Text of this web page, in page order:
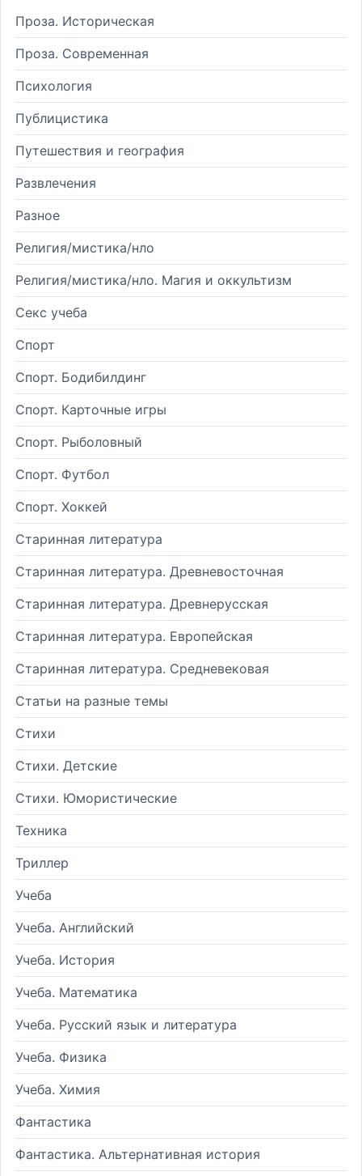
Проза. Историческая
Проза. Современная
Психология
Публицистика
Путешествия и география
Развлечения
Разное
Религия/мистика/нло
Религия/мистика/нло. Магия и оккультизм
Секс учеба
Спорт
Спорт. Бодибилдинг
Спорт. Карточные игры
Спорт. Рыболовный
Спорт. Футбол
Спорт. Хоккей
Старинная литература
Старинная литература. Древневосточная
Старинная литература. Древнерусская
Старинная литература. Европейская
Старинная литература. Средневековая
Статьи на разные темы
Стихи
Стихи. Детские
Стихи. Юмористические
Техника
Триллер
Учеба
Учеба. Английский
Учеба. История
Учеба. Математика
Учеба. Русский язык и литература
Учеба. Физика
Учеба. Химия
Фантастика
Фантастика. Альтернативная история